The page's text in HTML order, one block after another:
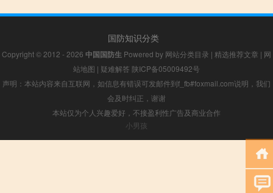
国防知识分类
Copyright © 2012 - 2026 中国国防生 Powered by 网站分类目录 | 精选推荐文章 | 网
站地图 | 疑难解答 陕ICP备05009492号
声明：本站内容来自互联网，如信息有错误可发邮件到f_fb#foxmail.com说明，我们
会及时纠正，谢谢
本站仅为个人兴趣爱好，不接盈利性广告及商业合作
小男孩